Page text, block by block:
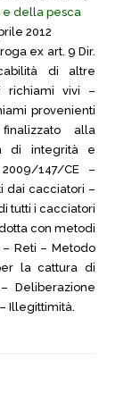
e della pesca
2012
ex art. 9 Dir.
di altre
richiami vivi –
provenienti
alla
di integrità e
147/CE –
dai cacciatori –
tutti i cacciatori
con metodi
Reti – Metodo
la cattura di
Deliberazione
Illegittimità.